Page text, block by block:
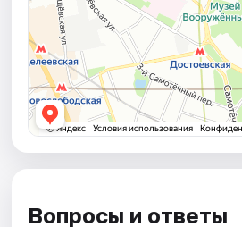
Вопросы и ответы